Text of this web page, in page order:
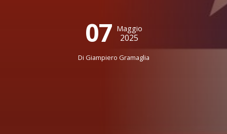
07 Maggio
2025
Di Giampiero Gramaglia